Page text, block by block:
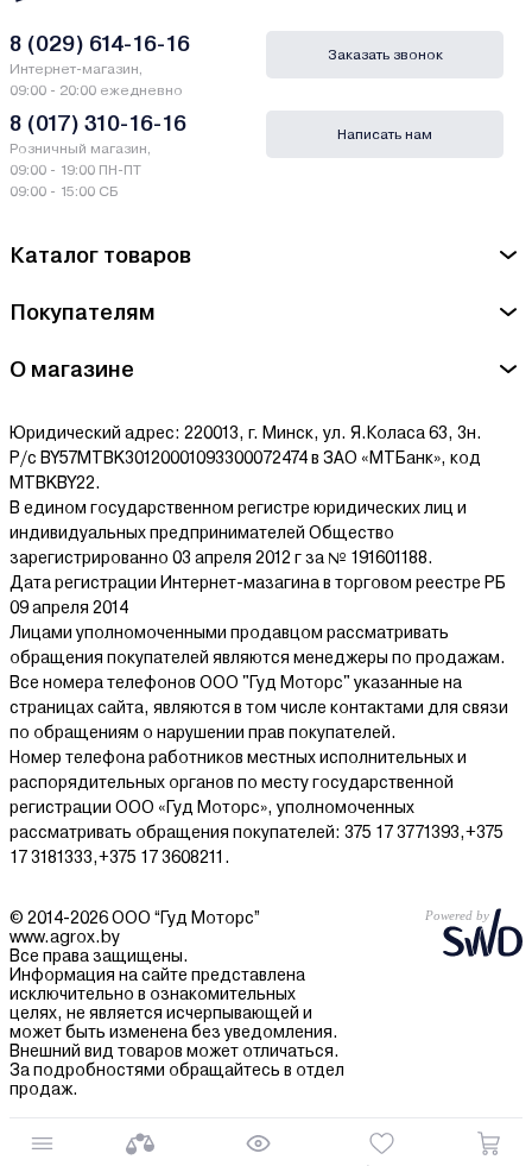
Гарантии и сервис - Пневмодрели M7
Производитель M7 - ANB Sp. z o.o. Польша, ul. Zerzenska 36 04-
787 Warszawa
Сервисный центр M7 - ЧП "ТД"Форсаж инструмент Бел",
Минский р-н, Папернянский с/с, 43, район д. Дубовляны
здесь.
Каталог товаров
Покупателям
О магазине
Юридический адрес: 220013, г. Минск, ул. Я.Коласа 63, 3н.
Р/с BY57MTBK30120001093300072474 в ЗАО «МТБанк», код
MTBKBY22.
В едином государственном регистре юридических лиц и
индивидуальных предпринимателей Общество
зарегистрированно 03 апреля 2012 г за № 191601188.
Дата регистрации Интернет-мазагина в торговом реестре РБ
09 апреля 2014
Лицами уполномоченными продавцом рассматривать
обращения покупателей являются менеджеры по продажам.
Все номера телефонов ООО "Гуд Моторс" указанные на
страницах сайта, являются в том числе контактами для связи
по обращениям о нарушении прав покупателей.
Номер телефона работников местных исполнительных и
распорядительных органов по месту государственной
регистрации ООО «Гуд Моторс», уполномоченных
рассматривать обращения покупателей: 375 17 3771393,+375
17 3181333,+375 17 3608211.
8 (029) 614-16-16
Интернет-магазин,
09:00 - 20:00 ежедневно
8 (017) 310-16-16
Розничный магазин,
09:00 - 19:00 ПН-ПТ
09:00 - 15:00 СБ
Заказать звонок
Написать нам
© 2014-2026 ООО “Гуд Моторс”
www.agrox.by
Все права защищены.
Информация на сайте представлена
исключительно в ознакомительных
целях, не является исчерпывающей и
может быть изменена без уведомления.
Внешний вид товаров может отличаться.
За подробностями обращайтесь в отдел
продаж.